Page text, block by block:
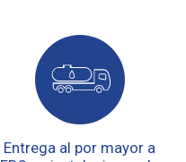
Entrega al por mayor a